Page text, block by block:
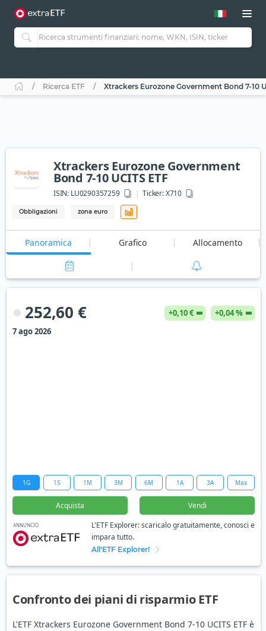
Ricerca ETF Xtrackers Eurozone Government Bond 7-10
Xtrackers Eurozone Government
Bond 7-10 UCITS ETF
ISIN: LU0290357259 Ticker:X710
Obbligazioni zona euro
Panoramica Grafico Allocamento
252,60 € +0,10 €
+0,04 %
7 ago 2026
1G 1S 1M 3M 6M 1A 3A Max
Acquista Vendi
ANNUNCIO
L'ETF Explorer: scaricalo gratuitamente, conosci e
impara tutto.
All'ETF Explorer!
Confronto dei piani di risparmio ETF
L'ETF Xtrackers Eurozone Government Bond 7-10 UCITS ETF è